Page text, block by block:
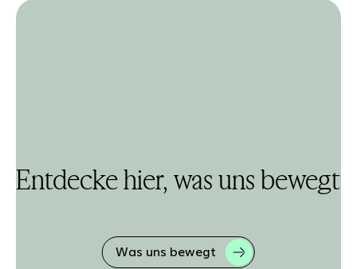
Entdecke hier, was uns bewegt
Was uns bewegt